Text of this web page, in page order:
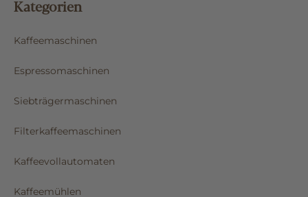
Kategorien
Kaffeemaschinen
Espressomaschinen
Siebträgermaschinen
Filterkaffeemaschinen
Kaffeevollautomaten
Kaffeemühlen